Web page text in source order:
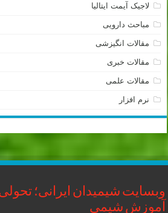
لاجیک آیمت ایتالیا
مباحث دارویی
مقالات انگیزشی
مقالات خبری
مقالات علمی
نرم افزار
وبسایت شیمیدان ایرانی؛
آموزش شیمی